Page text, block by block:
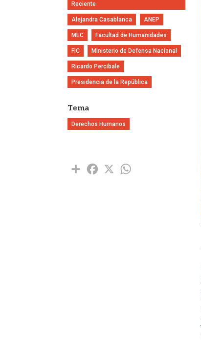
Reciente
Alejandra Casablanca ANEP
MEC Facultad de Humanidades
FIC Ministerio de Defensa Nacional
Ricardo Percibale
Presidencia de la República
Tema
Derechos Humanos
Share Facebook
X